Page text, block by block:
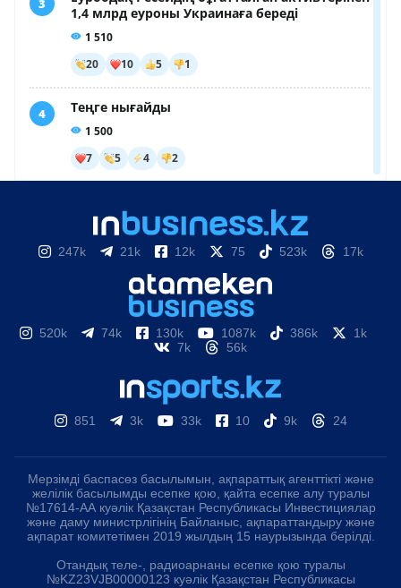
247k 21k 12k 75 523k 17k
520k 74k 130k 1087k 386k
1k
7k
56k
851 3k 33k 10 9k 24
Мерзімді баспасөз басылымын, ақпараттық агенттікті және
желілік басылымды есепке қою, қайта есепке алу туралы
№17614-АА куәлік Қазақстан Республикасы Инвестициялар
және даму министрлігінің Байланыс, ақпараттандыру және
ақпарат комитетімен 2019 жылдың 15 наурызында берілді.
Отандық теле-, радиоарнаны есепке қою туралы
№KZ23VJB00000123 куәлік Қазақстан Республикасы